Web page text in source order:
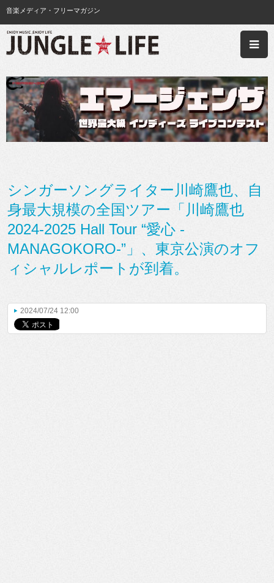
音楽メディア・フリーマガジン
シンガーソングライター川崎鷹也、自
身最大規模の全国ツアー「川崎鷹也
2024-2025 Hall Tour “愛心 -
MANAGOKORO-”」、東京公演のオフ
ィシャルレポートが到着。
2024/07/24 12:00